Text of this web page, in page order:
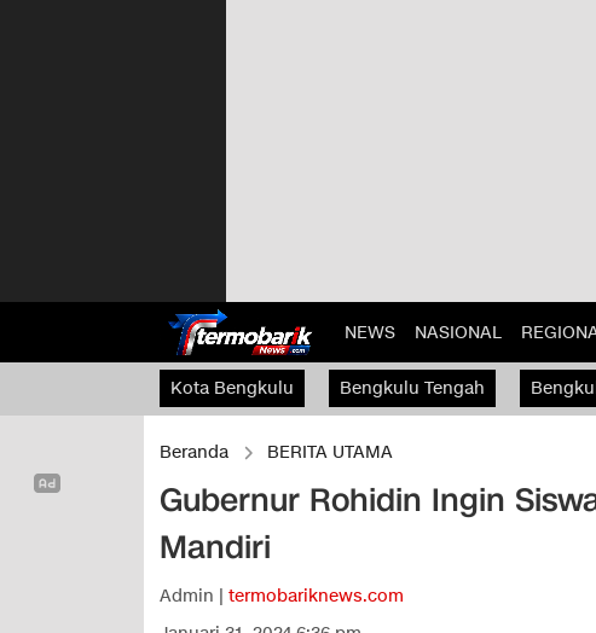
NEWS NASIONAL
Kota Bengkulu Bengkulu Tengah
Beranda BERITA UTAMA
Gubernur Rohidin Ingin
Mandiri
Admin | termobariknews.com